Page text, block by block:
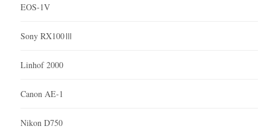
EOS-1V
Sony RX100Ⅲ
Linhof 2000
Canon AE-1
Nikon D750